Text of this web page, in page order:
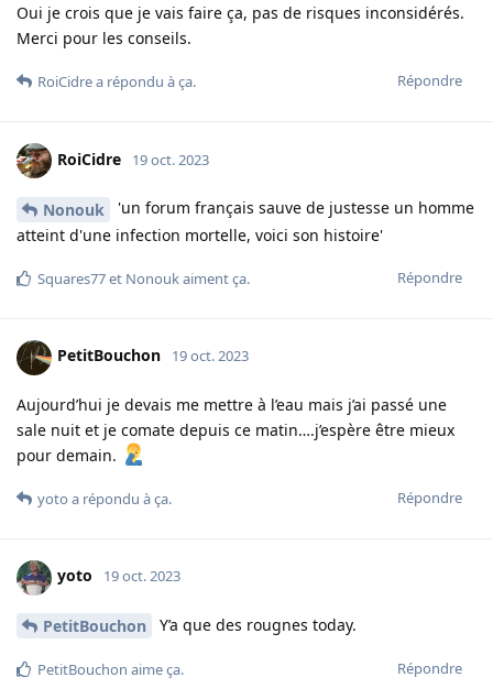
Oui je crois que je vais faire ça, pas de risques inconsidérés.
Merci pour les conseils.
Répondre
RoiCidrea répondu à ça.
RoiCidre 19 oct. 2023
Nonouk
'un forum français sauve de justesse un homme
atteint d'une infection mortelle, voici son histoire'
Répondre
Squares77et Nonoukaiment ça.
PetitBouchon 19 oct. 2023
Aujourd’hui je devais me mettre à l’eau mais j’ai passé une
sale nuit et je comate depuis ce matin….j’espère être mieux
pour demain.
Répondre
yoto a répondu à ça.
yoto 19 oct. 2023
PetitBouchon Y’a que des rougnes today.
Répondre
PetitBouchon aime ça.